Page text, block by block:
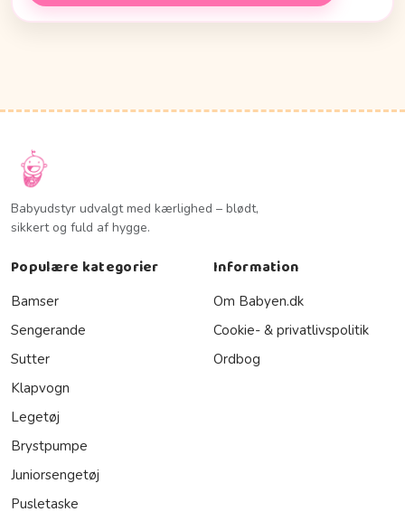
Babyudstyr udvalgt med kærlighed – blødt,
sikkert og fuld af hygge.
Populære kategorier
Bamser
Sengerande
Sutter
Klapvogn
Legetøj
Brystpumpe
Juniorsengetøj
Pusletaske
Information
Om Babyen.dk
Cookie- & privatlivspolitik
Ordbog